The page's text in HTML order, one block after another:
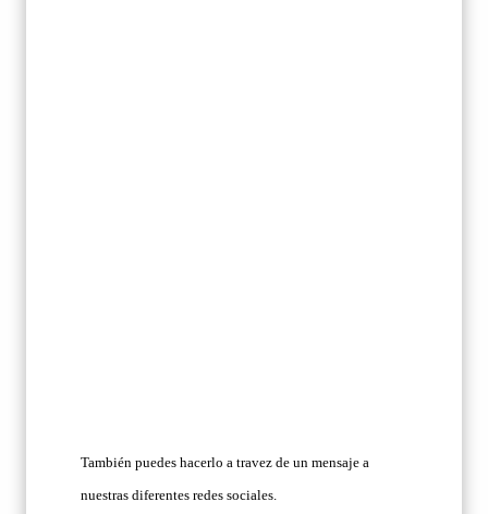
También puedes hacerlo a travez de un mensaje a
nuestras diferentes redes sociales.